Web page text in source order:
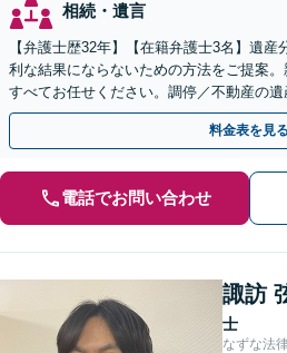
相続・遺言
【弁護士歴32年】【在籍弁護士3名】遺
利な結果にならないための方法をご提案
すべてお任せください。調停／不動産の遺
／相続放棄／遺言書の作成など【高松駅徒
料金表を見る
電話でお問い合わせ
諏訪
士
なずな法